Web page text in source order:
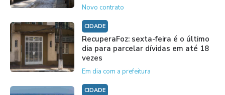
Novo contrato
CIDADE
RecuperaFoz: sexta-feira é o último
dia para parcelar dívidas em até 18
vezes
Em dia com a prefeitura
CIDADE